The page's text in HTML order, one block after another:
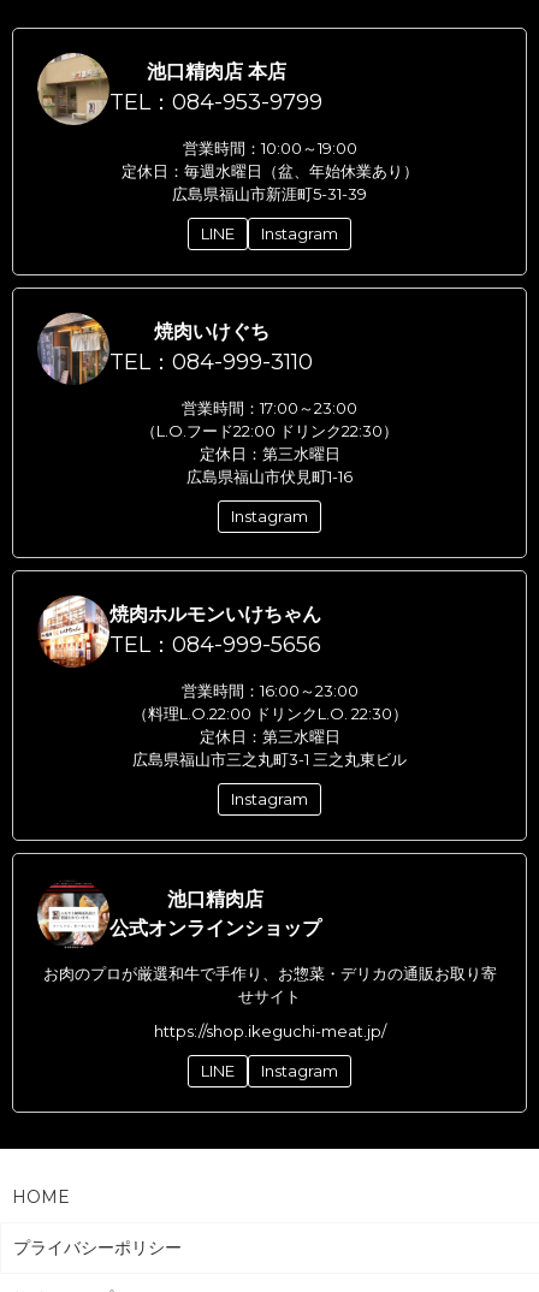
池口精肉店 本店
TEL：084-953-9799
営業時間：10:00～19:00
定休日：毎週水曜日（盆、年始休業あり）
広島県福山市新涯町5-31-39
LINE Instagram
焼肉いけぐち
TEL：084-999-3110
営業時間：17:00～23:00
（L.O.フード22:00 ドリンク22:30）
定休日：第三水曜日
広島県福山市伏見町1-16
Instagram
焼肉ホルモンいけちゃん
TEL：084-999-5656
営業時間：16:00～23:00
（料理L.O.22:00 ドリンクL.O. 22:30）
定休日：第三水曜日
広島県福山市三之丸町3-1 三之丸東ビル
Instagram
池口精肉店
公式オンラインショップ
お肉のプロが厳選和牛で手作り、お惣菜・デリカの通販お取り寄
せサイト
https://shop.ikeguchi-meat.jp/
LINE Instagram
HOME
プライバシーポリシー